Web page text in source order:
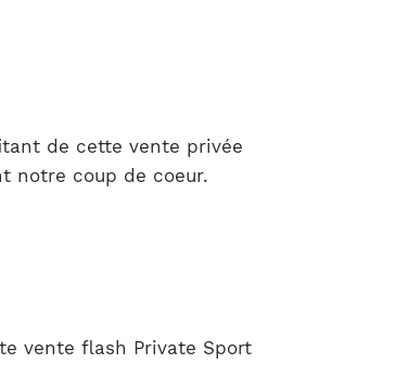
de cette vente privée
notre coup de coeur.
vente flash Private Sport